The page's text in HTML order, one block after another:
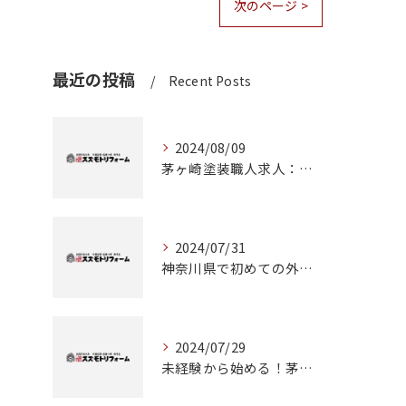
次のページ >
最近の投稿 Recent Posts
2024/08/09
茅ヶ崎塗装職人求人：神奈川県で理想のキャリアを築くチャンス
2024/07/31
神奈川県で初めての外壁塗装に挑戦！成功のためのステップガイド
2024/07/29
未経験から始める！茅ヶ崎で塗装職人としてのキャリアアップ